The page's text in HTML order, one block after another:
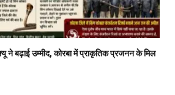
ने बढ़ाई उम्मीद, कोरबा में प्राकृतिक प्रजनन के मिल